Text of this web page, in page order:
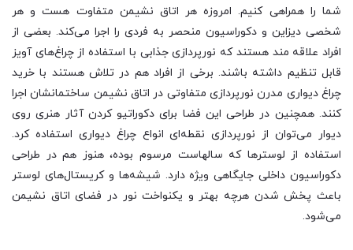
شما را همراهی کنیم. امروزه هر اتاق نشیمن متفاوت هست و هر
شخصی دیزاین و دکوراسیون منحصر به فردی را اجرا می‌کند. بعضی از
افراد علاقه مند هستند که نورپردازی جذابی با استفاده از چراغ‌های آویز
قابل تنظیم داشته باشند. برخی از افراد هم در تلاش هستند با خرید
چراغ دیواری مدرن نورپردازی متفاوتی در اتاق نشیمن ساختمانشان اجرا
کنند. همچنین در طراحی این فضا برای دکوراتیو کردن آثار هنری روی
دیوار می‌توان از نورپردازی نقطه‌ای انواع چراغ دیواری استفاده کرد.
استفاده از لوسترها که سالهاست مرسوم بوده، هنوز هم در طراحی
دکوراسیون داخلی جایگاهی ویژه دارد. شیشه‌ها و کریستال‌های لوستر
باعث پخش شدن هرچه بهتر و یکنواخت نور در فضای اتاق نشیمن
می‌شود.